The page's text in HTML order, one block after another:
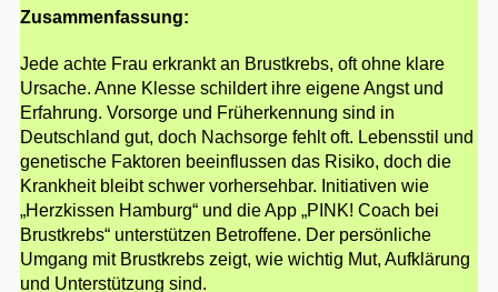
Zusammenfassung:
Jede achte Frau erkrankt an Brustkrebs, oft ohne klare
Ursache. Anne Klesse schildert ihre eigene Angst und
Erfahrung. Vorsorge und Früherkennung sind in
Deutschland gut, doch Nachsorge fehlt oft. Lebensstil und
genetische Faktoren beeinflussen das Risiko, doch die
Krankheit bleibt schwer vorhersehbar. Initiativen wie
„Herzkissen Hamburg“ und die App „PINK! Coach bei
Brustkrebs“ unterstützen Betroffene. Der persönliche
Umgang mit Brustkrebs zeigt, wie wichtig Mut, Aufklärung
und Unterstützung sind.